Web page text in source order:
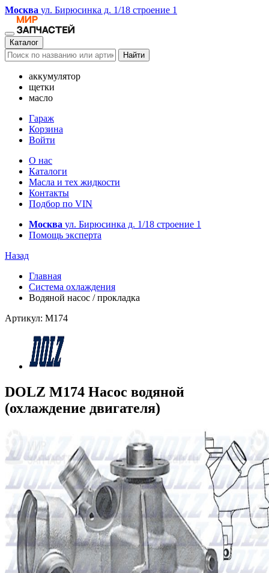
Москва ул. Бирюсинка д. 1/18 строение 1
Каталог
Найти
аккумулятор
щетки
масло
Гараж
Корзина
Войти
О нас
Каталоги
Масла и тех жидкости
Контакты
Подбор по VIN
Москва ул. Бирюсинка д. 1/18 строение 1
Помощь эксперта
Назад
Главная
Система охлаждения
Водяной насос / прокладка
Артикул: M174
DOLZ M174 Насос водяной
(охлаждение двигателя)